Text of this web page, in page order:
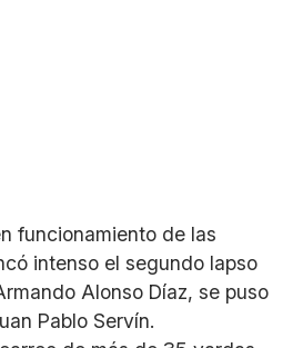
funcionamiento de las
intenso el segundo lapso
Alonso Díaz, se puso
Pablo Servín.